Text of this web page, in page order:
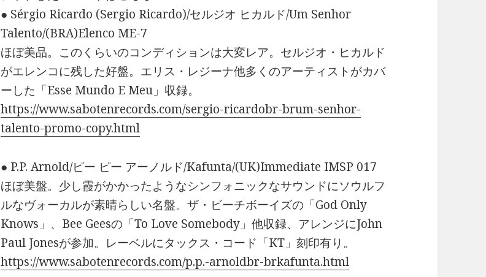
● Sérgio Ricardo (Sergio Ricardo)/セルジオ ヒカルド/Um Senhor
Talento/(BRA)Elenco ME-7
ほぼ美品。このくらいのコンディションは大変レア。セルジオ・ヒカルド
がエレンコに残した好盤。エリス・レジーナ他多くのアーティストがカバ
ーした「Esse Mundo E Meu」収録。
https://www.sabotenrecords.com/sergio-ricardobr-brum-senhor-
talento-promo-copy.html
● P.P. Arnold/ピー ピー アーノルド/Kafunta/(UK)Immediate IMSP 017
ほぼ美盤。少し霞がかかったようなシンフォニックなサウンドにソウルフ
ルなヴォーカルが素晴らしい名盤。ザ・ビーチボーイズの「God Only
Knows」、Bee Geesの「To Love Somebody」他収録、アレンジにJohn
Paul Jonesが参加。レーベルにタックス・コード「KT」刻印有り。
https://www.sabotenrecords.com/p.p.-arnoldbr-brkafunta.html